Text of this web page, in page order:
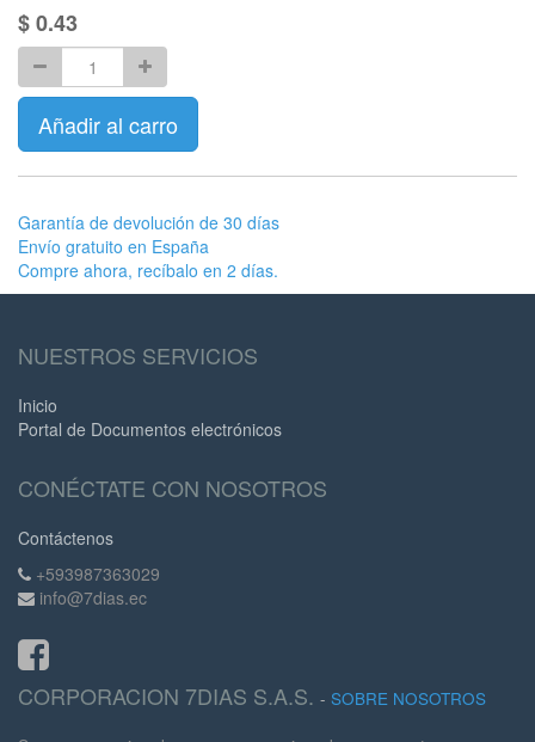
$0.43
Añadir al carro
Garantía de devolución de 30 días
Envío gratuito en España
Compre ahora, recíbalo en 2 días.
NUESTROS SERVICIOS
Inicio
Portal de Documentos electrónicos
CONÉCTATE CON NOSOTROS
Contáctenos
+593987363029
info@7dias.ec
CORPORACION 7DIAS S.A.S. - SOBRE NOSOTROS